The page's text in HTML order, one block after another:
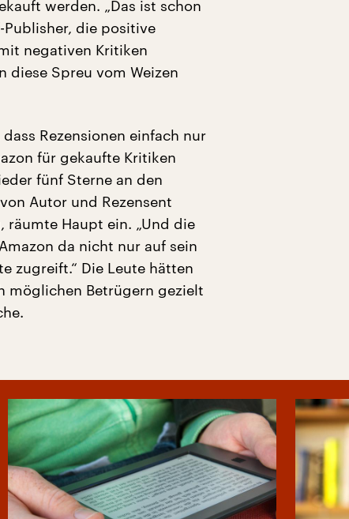
werden. „Das ist schon
Publisher, die positive
negativen Kritiken
diese Spreu vom Weizen
Rezensionen einfach nur
für gekaufte Kritiken
fünf Sterne an den
Autor und Rezensent
Haupt ein. „Und die
da nicht nur auf sein
zugreift.“ Die Leute hätten
möglichen Betrügern gezielt